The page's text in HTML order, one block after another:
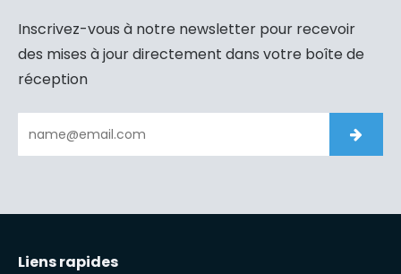
Inscrivez-vous à notre newsletter pour recevoir
des mises à jour directement dans votre boîte de
réception
Liens rapides